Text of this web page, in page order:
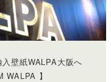
壁紙WALPA大阪へ
】